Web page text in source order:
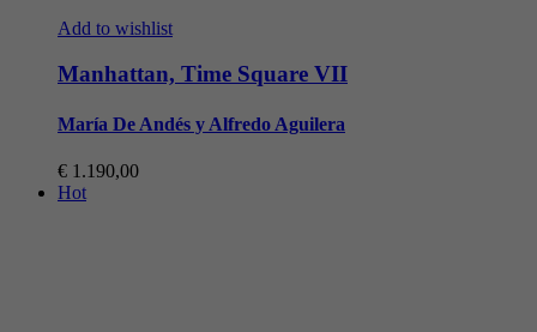
Add to wishlist
Manhattan, Time Square VII
María De Andés y Alfredo Aguilera
€ 1.190,00
Hot